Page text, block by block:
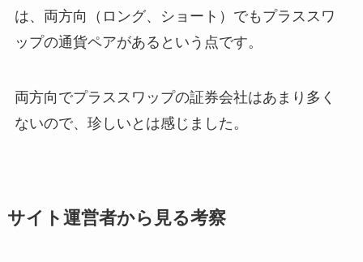
は、両方向（ロング、ショート）でもプラススワ
ップの通貨ペアがあるという点です。
両方向でプラススワップの証券会社はあまり多く
ないので、珍しいとは感じました。
サイト運営者から見る考察